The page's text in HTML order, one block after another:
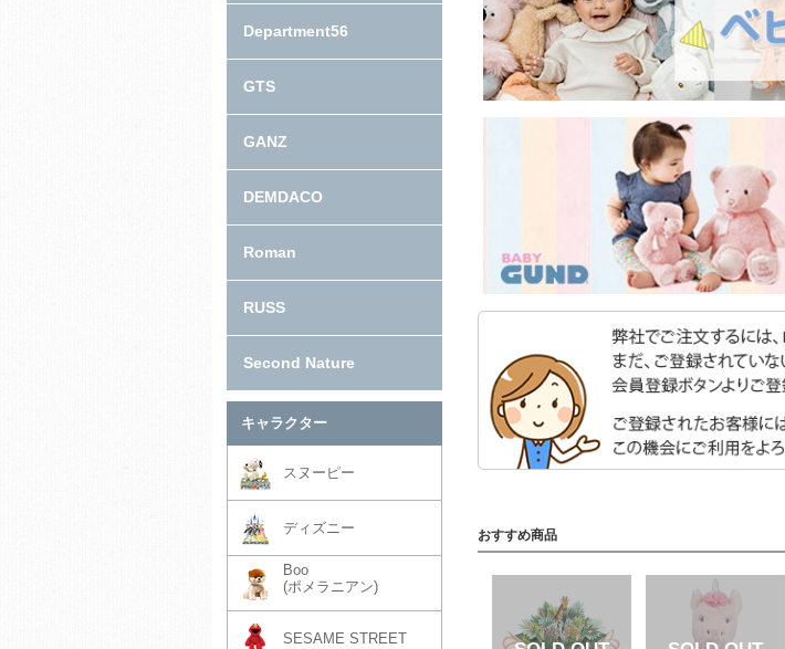
おすすめ商品
Department56
GTS
GANZ
DEMDACO
Roman
RUSS
Second Nature
キャラクター
スヌーピー
ディズニー
Boo
(ポメラニアン)
SESAME STREET